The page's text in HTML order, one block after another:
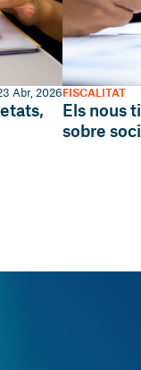
Abr, 2026
Els nous
sobre
FISCALITAT